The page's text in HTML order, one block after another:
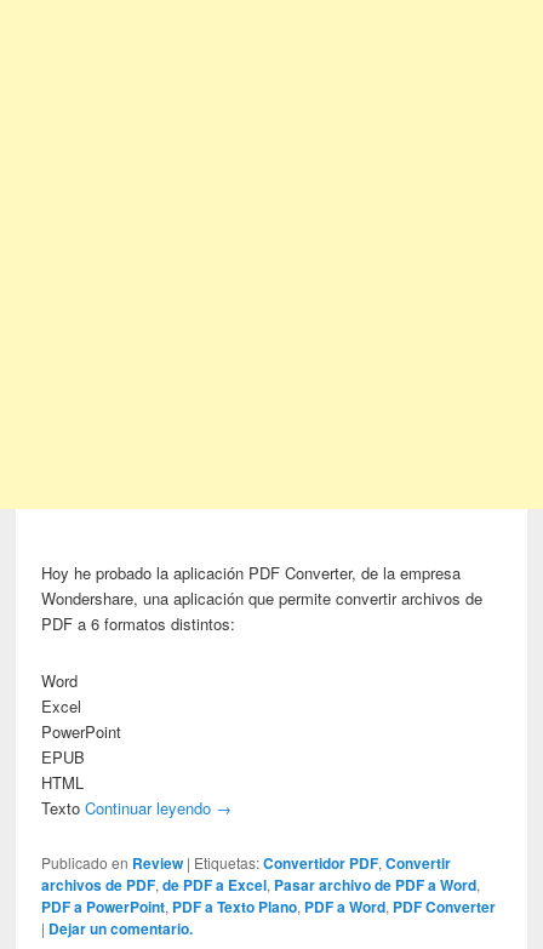
Hoy he probado la aplicación PDF Converter, de la empresa
Wondershare, una aplicación que permite convertir archivos de
PDF a 6 formatos distintos:
Word
Excel
PowerPoint
EPUB
HTML
TextoContinuar leyendo →
Publicado en Review | Etiquetas: Convertidor PDF,Convertir
archivos de PDF,de PDF a Excel, Pasar archivo de PDF a Word,
PDF a PowerPoint, PDF a Texto Plano, PDF a Word, PDF Converter
| Dejar un comentario.